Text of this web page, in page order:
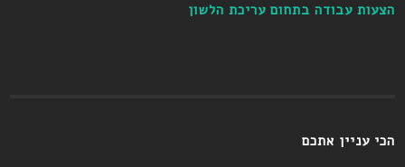
הצעות עבודה בתחום עריכת הלשון
הכי עניין אתכם